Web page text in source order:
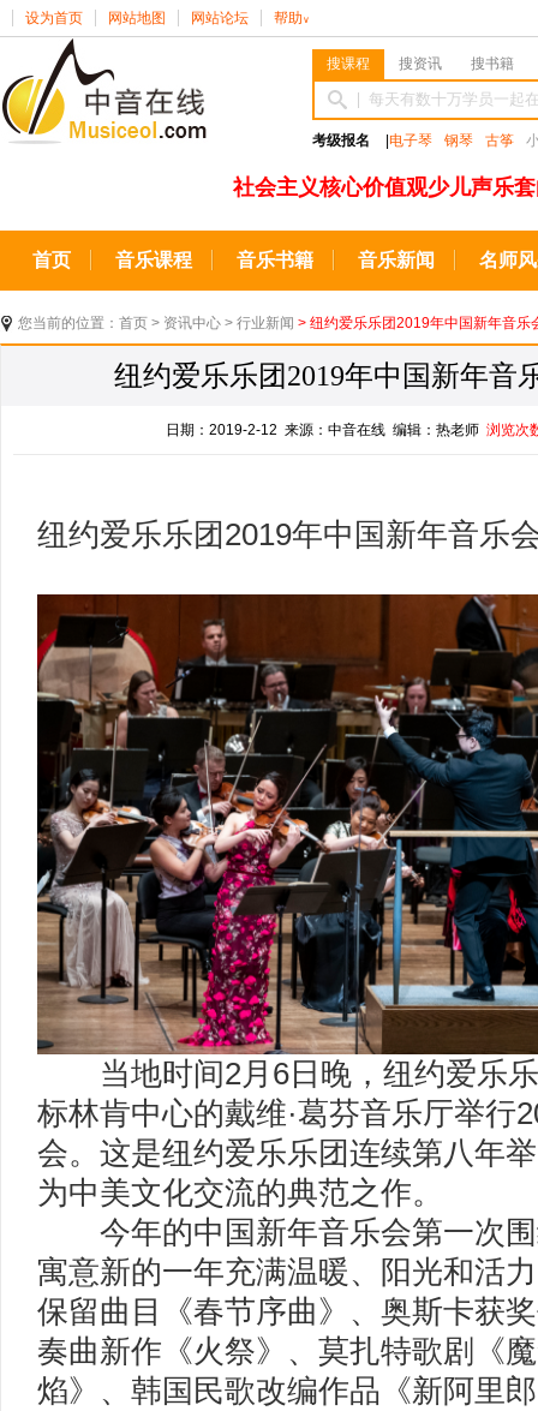
设为首页 网站地图 网站论坛 帮助 ∨
搜课程 搜资讯 搜书籍
考级报名 电子琴 钢琴 古筝
社会主义核心价值观少儿声乐
首页 音乐课程 音乐书籍 音乐新闻 名师
您当前的位置： 首页 > 资讯中心 > 行业新闻 > 纽约爱乐乐团2019年中国新年音乐
纽约爱乐乐团2019年中国新年音
日期：2019-2-12 来源：中音在线 编辑：热老师浏览次
纽约爱乐乐团2019年中国新年音乐
当地时间2月6日晚，纽约爱乐乐
标林肯中心的戴维·葛芬音乐厅举行
会。这是纽约爱乐乐团连续第八年
为中美文化交流的典范之作。
今年的中国新年音乐会第一次围
寓意新的一年充满温暖、阳光和活
保留曲目《春节序曲》、奥斯卡获
奏曲新作《火祭》、莫扎特歌剧《
焰》、韩国民歌改编作品《新阿里